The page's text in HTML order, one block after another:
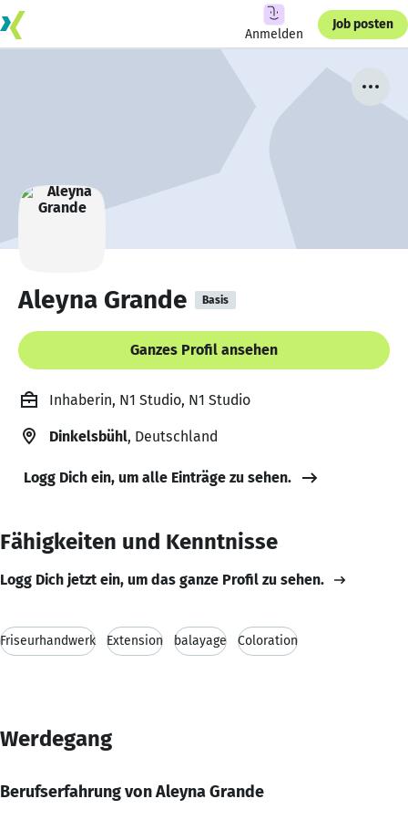
Anmelden
Job posten
Aleyna Grande Basis
Ganzes Profil ansehen
Inhaberin, N1 Studio, N1 Studio
Dinkelsbühl, Deutschland
Logg Dich ein, um alle Einträge zu sehen.
Fähigkeiten und Kenntnisse
Logg Dich jetzt ein, um das ganze Profil zu sehen.
Friseurhandwerk Extension balayage Coloration
Werdegang
Berufserfahrung von Aleyna Grande